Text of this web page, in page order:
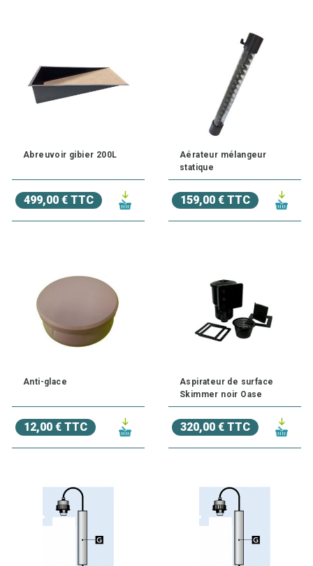
Abreuvoir gibier 200L
499,00 € TTC
Aérateur mélangeur
statique
159,00 € TTC
Anti-glace
12,00 € TTC
Aspirateur de surface
Skimmer noir Oase
320,00 € TTC